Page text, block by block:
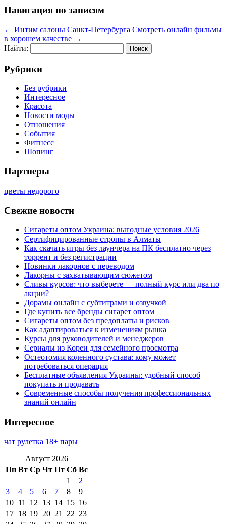
Навигация по записям
← Интим салоны Санкт-Петербурга Смотреть онлайн фильмы
в хорошем качестве →
Найти:
Рубрики
Без рубрики
Интересное
Красота
Новости моды
Отношения
События
Фитнесс
Шопинг
Партнеры
цветы недорого
Свежие новости
Сигареты оптом Украина: выгодные условия 2026
Сертифицированные стропы в Алматы
Как скачать игры без лаунчера на ПК бесплатно через
торрент и без регистрации
Новинки лакорнов с переводом
Лакорны с захватывающим сюжетом
Сливы курсов: что выберете — полный курс или два по
акции?
Дорамы онлайн с субтитрами и озвучкой
Где купить все бренды сигарет оптом
Сигареты оптом без предоплаты и рисков
Как адаптироваться к изменениям рынка
Курсы для руководителей и менеджеров
Сериалы из Кореи для семейного просмотра
Остеотомия коленного сустава: кому может
потребоваться операция
Бесплатные объявления Украины: удобный способ
покупать и продавать
Современные способы получения профессиональных
знаний онлайн
Интересное
чат рулетка 18+ пары
Август 2026
Пн Вт Ср Чт Пт Сб Вс
1
2
3
4 5 6 7 8
9
10 11 12 13 14 15 16
17 18 19 20 21 22 23